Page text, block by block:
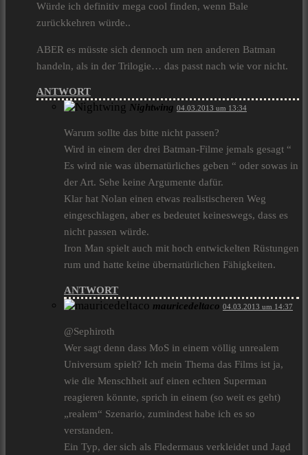
Würde ich definitiv mega cool finden, wenn Bale
zurückkehren würde..
ABER es müsste sich dennoch um nen anderen Batman
handeln, als in der Trilogie… das passt nach wie vor nicht.
ANTWORT
Nightwing 04.03.2013 um 13:34
Warum sollte das bitte nicht passen?
Wird in einem der drei Batman-Filme jemals gesagt “
Es wird nie was übernatürliches geben “ oder sowas in
der Art. Sehe keine Argumente dafür.
Klar hat Nolan einen etwas realistischeren Weg
eingeschlagen, aber es bedeutet keineswegs, dass es
nicht passen würde.
Iron Man spielt auch mit hoch entwickelten Rüstungen
rum und hatte keine übernatürlichen Fähigkeiten.
ANTWORT
mauricedeltaco 04.03.2013 um 14:37
@Sephiroth
Wer sagt denn dass MoS in einem völlig unrealem
Universum spielt? Ich mein Thema das Films ist ja,
wie die Menschheit auf einen echten Superman
reagieren könnte, sprich in einem (so weit es geht)
„realem“ Szenario, zumindest habe ich es so
verstanden.
Ein Typ, der sich als Fledermaus verkleidet und Jagd